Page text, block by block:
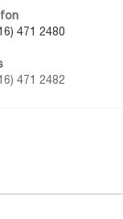
471 2480
471 2482